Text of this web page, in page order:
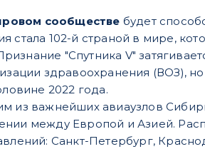
сообществе будет
стала 102-й страной в мире,
"Спутника V"
здравоохранения (ВОЗ),
2022 года.
из важнейших авиаузлов
между Европой и Азией.
Санкт-Петербург,